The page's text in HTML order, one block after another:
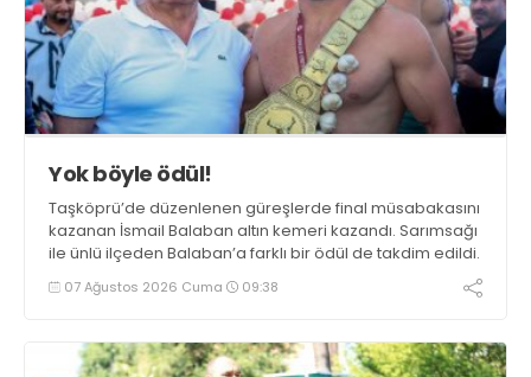
Yok böyle ödül!
Taşköprü’de düzenlenen güreşlerde final müsabakasını
kazanan İsmail Balaban altın kemeri kazandı. Sarımsağı
ile ünlü ilçeden Balaban’a farklı bir ödül de takdim edildi.
07 Ağustos 2026 Cuma 09:38